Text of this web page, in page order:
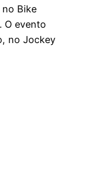
Bike
O evento
no Jockey